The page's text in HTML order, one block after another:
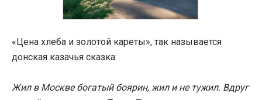
«Цена хлеба и золотой кареты», так называется
донская казачья сказка:
Жил в Москве богатый боярин, жил и не тужил. Вдруг